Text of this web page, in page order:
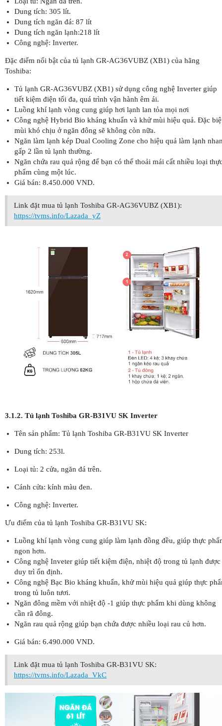
Dung tích: 305 lít.
Dung tích ngăn đá: 87 lít
Dung tích ngăn lạnh:218 lít
Công nghệ: Inverter.
Đặc điểm nổi bật của tủ lạnh GR-AG36VUBZ (XB1) của hãng
Toshiba:
Tủ lạnh GR-AG36VUBZ (XB1) sử dụng công nghệ Inverter giúp
tiết kiệm điện tối đa, quá trình vận hành êm ái.
Luồng khí lạnh vòng cung giúp hơi lạnh lan tỏa mọi nơi
Công nghệ Hybrid Bio kháng khuẩn và khử mùi hiệu quả. Đặc
mùi khó chịu ở ngăn đông sẽ không còn nữa.
Ngăn làm lạnh kép Dual Cooling Zone cho hiệu quả làm lạnh
gấp 2 lần tủ lạnh thường.
Ngăn chứa rau quả rộng để bạn có thể thoải mái cất nhiều loại
phẩm cùng một lúc.
Giá bán: 8.450.000 VND.
Link đặt mua tủ lạnh Toshiba GR-AG36VUBZ (XB1):
https://tvms.info/Lazada_yZ
3.1.2. Tủ lạnh Toshiba GR-B31VU SK Inverter
Tên sản phẩm: Tủ lạnh Toshiba GR-B31VU SK Inverter
Dung tích: 253l.
Loại tủ: 2 cửa, ngăn đá trên.
Cánh cửa: kính màu đen.
Công nghệ: Inverter.
Ưu điểm của tủ lạnh Toshiba GR-B31VU SK:
Luồng khí lạnh vòng cung giúp làm lạnh đồng đều, giúp thực
ngon hơn.
Công nghệ Inveter giúp tiết kiệm điện, nhiệt độ trong tủ lạnh được
duy trì ổn định.
Công nghệ Bạc Bio kháng khuẩn, khử mùi hiệu quả giúp thực
trong tủ luôn tươi.
Ngăn đông mềm với nhiệt độ -1 giúp thực phẩm khi dùng không
cần rã đông.
Ngăn rau quả rộng giúp bạn chứa được nhiều loại rau củ hơn.
Giá bán: 6.490.000 VND.
Link đặt mua tủ lạnh Toshiba GR-B31VU SK:
https://tvms.info/Lazada_VkC